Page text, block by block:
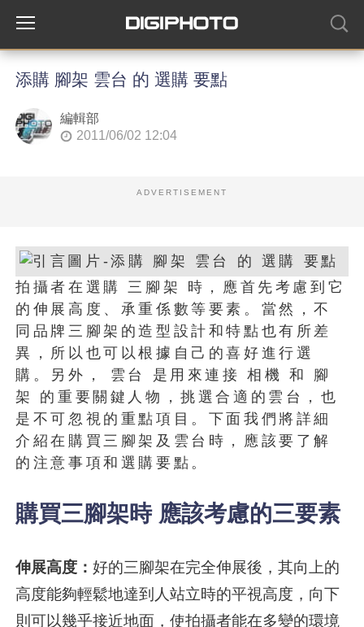
添購 腳架 雲台 的 選購 要點
編輯部
2011/06/02 12:04
ADVERTISEMENT
拍攝者在選購 三腳架 時，應首先考慮到它
的伸展高度、承重係數等要素。當然，不
同品牌三腳架的造型設計和特點也有所差
異，所以也可以根據自己的喜好進行選
購。另外， 雲台 是用來連接 相機 和 腳
架 的重要關鍵人物，挑選合適的雲台，也
是不可忽視的重點項目。下面我們將詳細
介紹在購買三腳架及雲台時，應該要了解
的注意事項和選購要點。
購買三腳架時 應該考慮的三要素
伸展高度：好的三腳架在完全伸展後，其向上的
高度能夠輕鬆地達到人站立時的平視高度，向下
則可以幾乎接近地面，使拍攝者能在多變的環境